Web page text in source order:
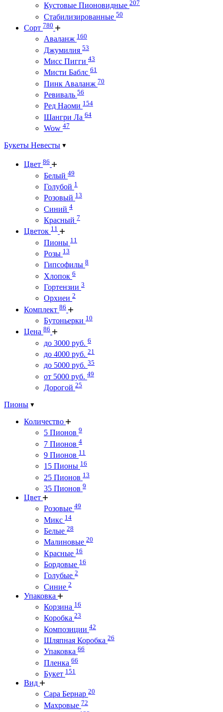
Кустовые Пионовидные 207
Стабилизированные 50
Сорт 780
Аваланж 160
Джумилия 53
Мисс Пигги 43
Мисти Баблс 61
Пинк Аваланж 70
Ревиваль 56
Ред Наоми 154
Шангри Ла 64
Wow 47
Букеты Невесты
Цвет 86
Белый 49
Голубой 1
Розовый 13
Синий 4
Красный 7
Цветок 11
Пионы 11
Розы 13
Гипсофилы 8
Хлопок 6
Гортензии 3
Орхиеи 2
Комплект 86
Бутоньерки 10
Цена 86
до 3000 руб. 6
до 4000 руб. 21
до 5000 руб. 35
от 5000 руб. 49
Дорогой 25
Пионы
Количество
5 Пионов 9
7 Пионов 4
9 Пионов 11
15 Пионы 16
25 Пионов 13
35 Пионов 9
Цвет
Розовые 49
Микс 14
Белые 28
Малиновые 20
Красные 16
Бордовые 16
Голубые 2
Синие 2
Упаковка
Корзина 16
Коробка 23
Композиции 42
Шляпная Коробка 26
Упаковка 66
Пленка 66
Букет 151
Вид
Сара Бернар 20
Махровые 72